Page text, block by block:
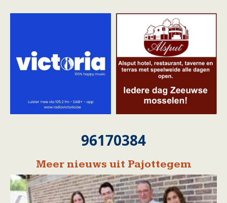
96170384
Meer nieuws uit Pajottegem